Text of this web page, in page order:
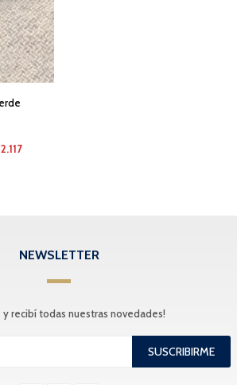
2.117
NEWSLETTER
y recibí todas nuestras novedades!
SUSCRIBIRME